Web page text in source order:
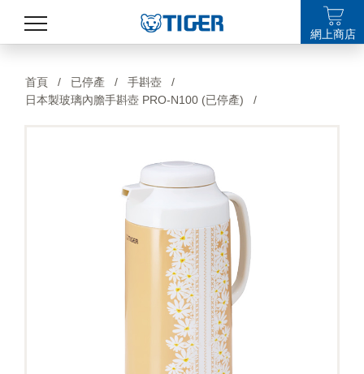
最新消息
網上商店
首頁 / 已停產 / 手斟壺
/
日本製玻璃內膽手斟壺 PRO-N100 (已停產)
/